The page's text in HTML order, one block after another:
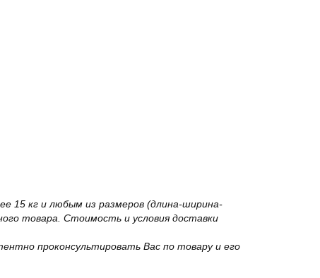
15 кг и любым из размеров (длина-ширина-
товара. Стоимость и условия доставки
проконсультировать Вас по товару и его